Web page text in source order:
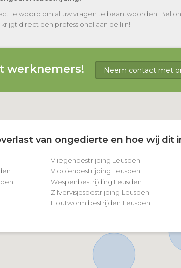
te woord om al uw vragen te beantwoorden. Bel
direct een professional aan de lijn!
werknemers! Neem contact met
van ongedierte en hoe wij dit
Vliegenbestrijding Leusden
Vlooienbestrijding Leusden
Wespenbestrijding Leusden
Zilvervisjesbestrijding Leusden
Houtworm bestrijden Leusden